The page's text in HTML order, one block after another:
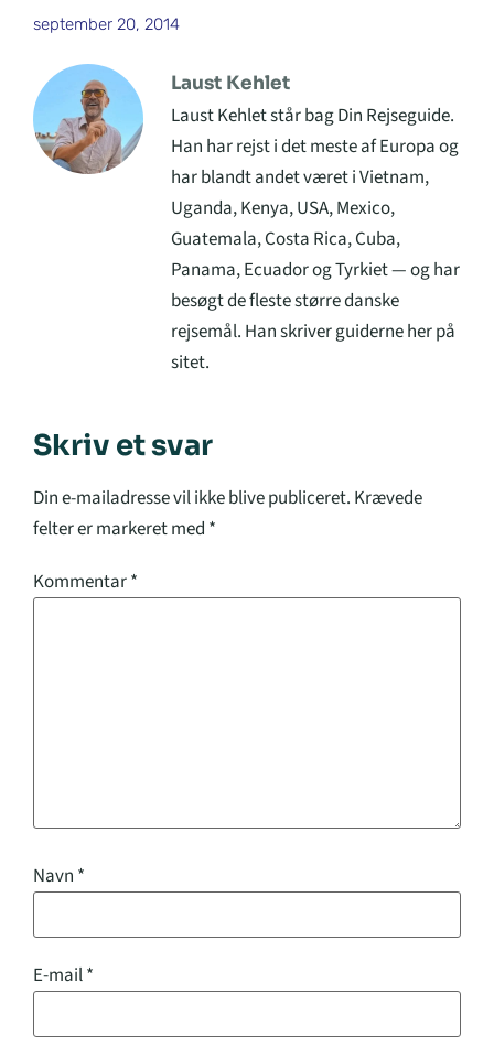
september 20, 2014
Laust Kehlet
Laust Kehlet står bag Din Rejseguide.
Han har rejst i det meste af Europa og
har blandt andet været i Vietnam,
Uganda, Kenya, USA, Mexico,
Guatemala, Costa Rica, Cuba,
Panama, Ecuador og Tyrkiet — og har
besøgt de fleste større danske
rejsemål. Han skriver guiderne her på
sitet.
Skriv et svar
Din e-mailadresse vil ikke blive publiceret. Krævede
felter er markeret med *
Kommentar*
Navn *
E-mail*